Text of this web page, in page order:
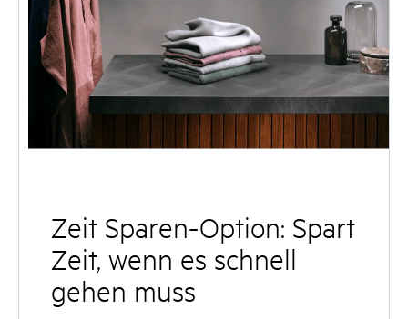
Zeit Sparen-Option: Spart
Zeit, wenn es schnell
gehen muss